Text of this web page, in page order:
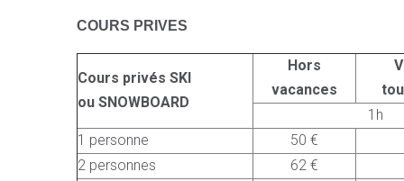
COURS PRIVES
Cours privés SKI
ou SNOWBOARD
Hors
vacances
1h
1 personne
50 €
2 personnes
62 €